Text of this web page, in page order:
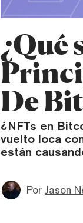
¿Qué
De
¿NFTs en
vuelto loca
están
Por Jason